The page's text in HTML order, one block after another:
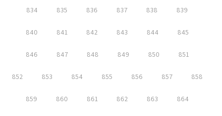
834 835 836 837 838 839
840 841 842 843 844 845
846 847 848 849 850 851
852 853 854 855 856 857 858
859 860 861 862 863 864